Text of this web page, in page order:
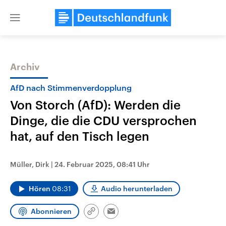
Close
Themen
2026
Alle Informationen
September 2026 einen neuen
Landtag. Seit 2021 wird das
Aktuelle Beiträge,
Hintergründe
Archiv
AfD nach Stimmenverdopplung
Von Storch (AfD): Werden die
Dinge, die die CDU versprochen
hat, auf den Tisch legen
Müller, Dirk | 24. Februar 2025, 08:41 Uhr
Hören 08:31 Audio herunterladen
Abonnieren
Link
Email